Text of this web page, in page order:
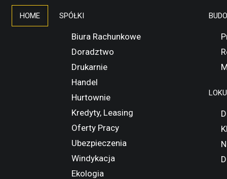
HOME SPÓŁKI
Biura Rachunkowe
Doradztwo
Drukarnie
Handel
Hurtownie
Kredyty, Leasing
Oferty Pracy
Ubezpieczenia
Windykacja
Ekologia